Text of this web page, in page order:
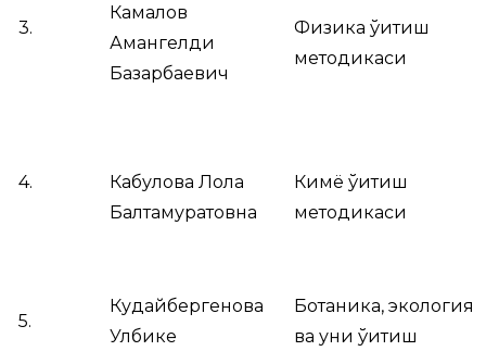
3.
Камалов
Амангелди
Базарбаевич
Физика ўқитиш
методикаси
4.
Кабулова Лола
Балтамуратовна
Кимё ўқитиш
методикаси
5.
Кудайбергенова
Улбике
Ботаника, экология
ва уни ўқитиш